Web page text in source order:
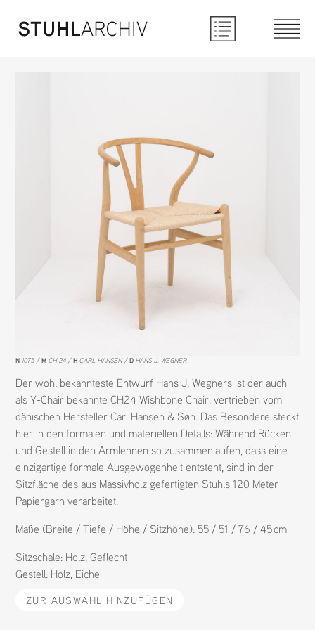
N 1075 M CH 24 H CARL HANSEN D HANS J. WEGNER
Der wohl bekannteste Entwurf Hans J. Wegners ist der auch
als Y-Chair bekannte CH24 Wishbone Chair, vertrieben vom
dänischen Hersteller Carl Hansen & Søn. Das Besondere steckt
hier in den formalen und materiellen Details: Während Rücken
und Gestell in den Armlehnen so zusammenlaufen, dass eine
einzigartige formale Ausgewogenheit entsteht, sind in der
Sitzfläche des aus Massivholz gefertigten Stuhls 120 Meter
Papiergarn verarbeitet.
Maße (Breite / Tiefe / Höhe / Sitzhöhe): 55 / 51 / 76 / 45 cm
Sitzschale: Holz,Geflecht
Gestell: Holz, Eiche